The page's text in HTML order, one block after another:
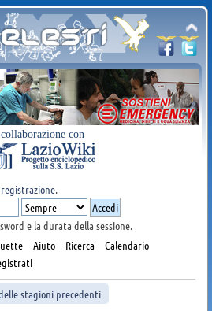
con
registrazione.
e la durata della sessione.
Aiuto Ricerca
Calendario
stagioni precedenti